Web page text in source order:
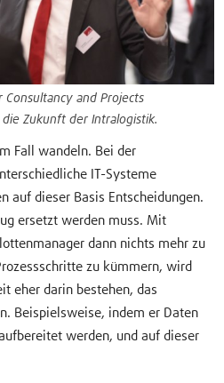
Consultancy and Projects
Zukunft der Intralogistik.
Fall wandeln. Bei der
IT-Systeme
auf dieser Basis Entscheidungen.
ersetzt werden muss. Mit
dann nichts mehr zu
zu kümmern, wird
eher darin bestehen, das
Beispielsweise, indem er Daten
werden, und auf dieser